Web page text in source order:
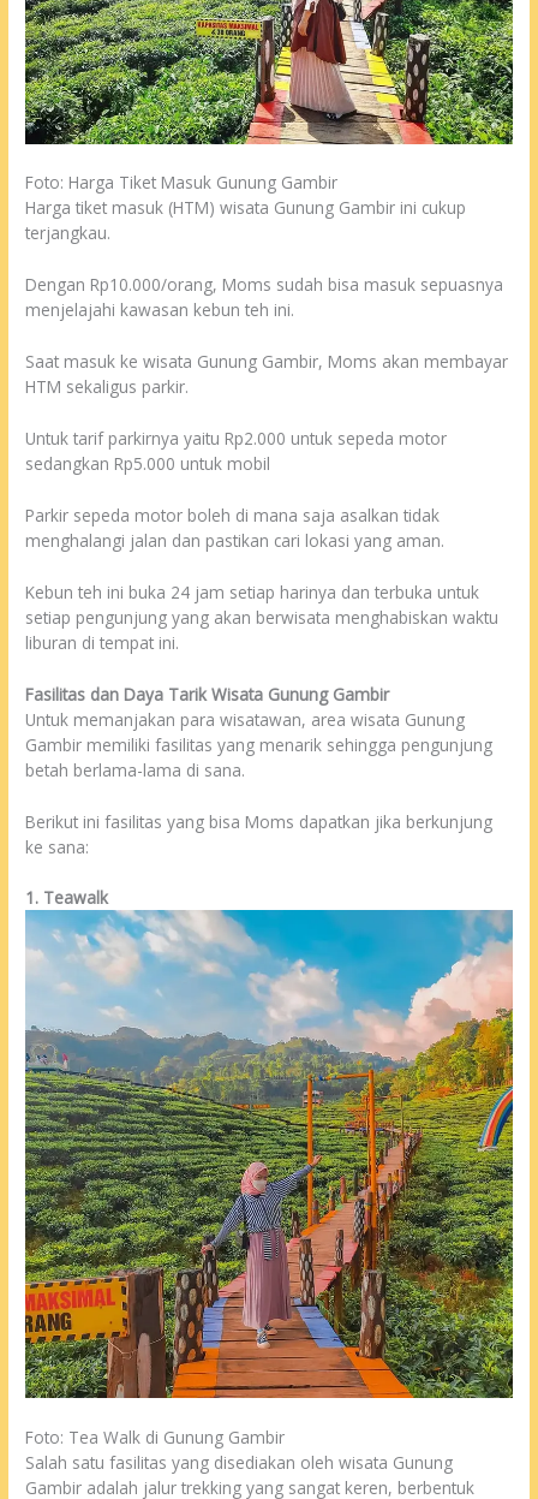
Foto: Harga Tiket Masuk Gunung Gambir
Harga tiket masuk (HTM) wisata Gunung Gambir ini cukup
terjangkau.
Dengan Rp10.000/orang, Moms sudah bisa masuk sepuasnya
menjelajahi kawasan kebun teh ini.
Saat masuk ke wisata Gunung Gambir, Moms akan membayar
HTM sekaligus parkir.
Untuk tarif parkirnya yaitu Rp2.000 untuk sepeda motor
sedangkan Rp5.000 untuk mobil
Parkir sepeda motor boleh di mana saja asalkan tidak
menghalangi jalan dan pastikan cari lokasi yang aman.
Kebun teh ini buka 24 jam setiap harinya dan terbuka untuk
setiap pengunjung yang akan berwisata menghabiskan waktu
liburan di tempat ini.
Fasilitas dan Daya Tarik Wisata Gunung Gambir
Untuk memanjakan para wisatawan, area wisata Gunung
Gambir memiliki fasilitas yang menarik sehingga pengunjung
betah berlama-lama di sana.
Berikut ini fasilitas yang bisa Moms dapatkan jika berkunjung
ke sana:
1. Teawalk
Foto: Tea Walk di Gunung Gambir
Salah satu fasilitas yang disediakan oleh wisata Gunung
Gambir adalah jalur trekking yang sangat keren, berbentuk